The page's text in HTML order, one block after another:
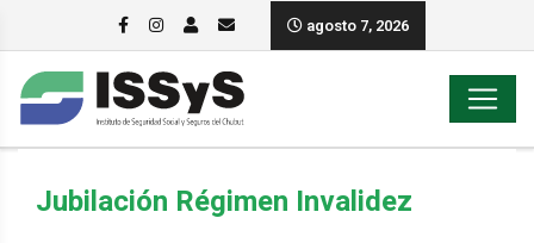
agosto 7, 2026
Jubilación Régimen Invalidez